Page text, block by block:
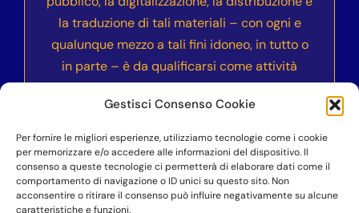
Gestisci Consenso Cookie
Per fornire le migliori esperienze, utilizziamo tecnologie come i cookie
per memorizzare e/o accedere alle informazioni del dispositivo. Il
consenso a queste tecnologie ci permetterà di elaborare dati come il
comportamento di navigazione o ID unici su questo sito. Non
acconsentire o ritirare il consenso può influire negativamente su alcune
caratteristiche e funzioni.
la traduzione di tali materiali – con ogni e
qualunque mezzo a tali fini idoneo, in tutto o
in parte – è da qualificarsi come attività
illecita e sarà sanzionata civilmente e
penalmente secondo le normative vigenti
nell’ordinamento italiano ed internazionale.